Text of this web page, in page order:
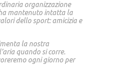
organizzazione
mantenuto intatta la
dello sport: amicizia e
la nostra
quando si corre.
ogni giorno per